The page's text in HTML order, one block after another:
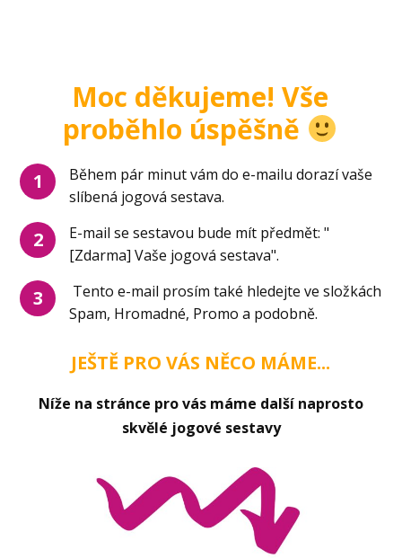
Moc děkujeme! Vše
proběhlo úspěšně
1
Během pár minut vám do e-mailu dorazí vaše
slíbená jogová sestava.
2
E-mail se sestavou bude mít předmět: "
[Zdarma] Vaše jogová sestava".
3
Tento e-mail prosím také hledejte ve složkách
Spam, Hromadné, Promo a podobně.
JEŠTĚ PRO VÁS NĚCO MÁME...
Níže na stránce pro vás máme další naprosto
skvělé jogové sestavy